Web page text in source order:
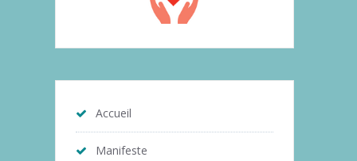
Accueil
Manifeste